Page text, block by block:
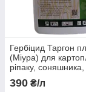
Гербіцид Таргон
(Міура) для
ріпаку, соняшника,
( хізалофоп-п-
л)
390 ₴/л